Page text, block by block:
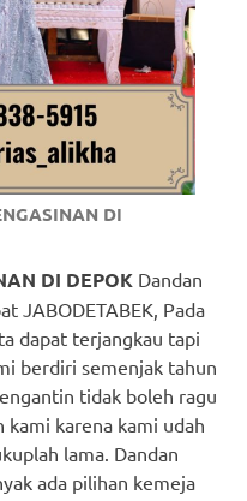
DI
DI DEPOK Dandan
JABODETABEK, Pada
dapat terjangkau tapi
berdiri semenjak tahun
tidak boleh ragu
karena kami udah
lama. Dandan
ada pilihan kemeja